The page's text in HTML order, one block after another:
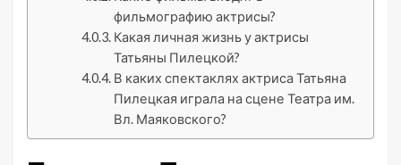
фильмографию актрисы?
Какая личная жизнь у актрисы
Татьяны Пилецкой?
В каких спектаклях актриса Татьяна
Пилецкая играла на сцене Театра им.
Вл. Маяковского?